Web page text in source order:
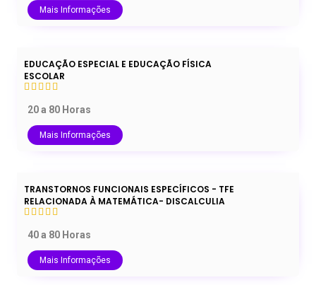
Mais Informações
EDUCAÇÃO ESPECIAL E EDUCAÇÃO FÍSICA
ESCOLAR
20 a 80 Horas
Mais Informações
TRANSTORNOS FUNCIONAIS ESPECÍFICOS - TFE
RELACIONADA À MATEMÁTICA- DISCALCULIA
40 a 80 Horas
Mais Informações